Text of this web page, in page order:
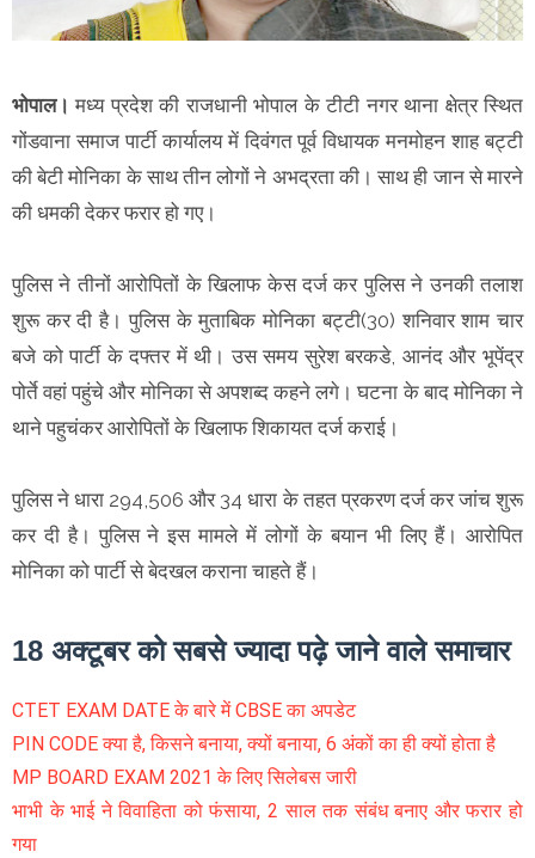
भोपाल। मध्य प्रदेश की राजधानी भोपाल के टीटी नगर थाना क्षेत्र स्थित
गोंडवाना समाज पार्टी कार्यालय में दिवंगत पूर्व विधायक मनमोहन शाह बट्टी
की बेटी मोनिका के साथ तीन लोगों ने अभद्रता की। साथ ही जान से मारने
की धमकी देकर फरार हो गए।
पुलिस ने तीनों आरोपितों के खिलाफ केस दर्ज कर पुलिस ने उनकी तलाश
शुरू कर दी है। पुलिस के मुताबिक मोनिका बट्टी(30) शनिवार शाम चार
बजे को पार्टी के दफ्तर में थी। उस समय सुरेश बरकडे, आनंद और भूपेंद्र
पोर्ते वहां पहुंचे और मोनिका से अपशब्द कहने लगे। घटना के बाद मोनिका ने
थाने पहुचंकर आरोपितों के खिलाफ शिकायत दर्ज कराई।
पुलिस ने धारा 294,506 और 34 धारा के तहत प्रकरण दर्ज कर जांच शुरू
कर दी है। पुलिस ने इस मामले में लोगों के बयान भी लिए हैं। आरोपित
मोनिका को पार्टी से बेदखल कराना चाहते हैं।
18 अक्टूबर को सबसे ज्यादा पढ़े जाने वाले समाचार
CTET EXAM DATE के बारे में CBSE का अपडेट
PIN CODE क्या है, किसने बनाया, क्यों बनाया, 6 अंकों का ही क्यों होता है
MP BOARD EXAM 2021 के लिए सिलेबस जारी
भाभी के भाई ने विवाहिता को फंसाया, 2 साल तक संबंध बनाए और फरार हो
गया